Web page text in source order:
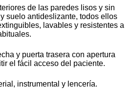
de las paredes lisos y sin
suelo antideslizante, todos ellos
lavables y resistentes a
y puerta trasera con apertura
el fácil acceso del paciente.
instrumental y lencería.